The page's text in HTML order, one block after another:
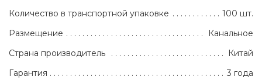
Количество в транспортной упаковке
100 шт.
Размещение
Канальное
Страна производитель
Китай
Гарантия
3 года